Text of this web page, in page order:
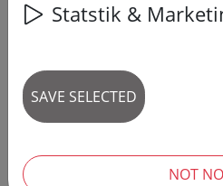
Statstik &
SAVE SELECTED
NOT